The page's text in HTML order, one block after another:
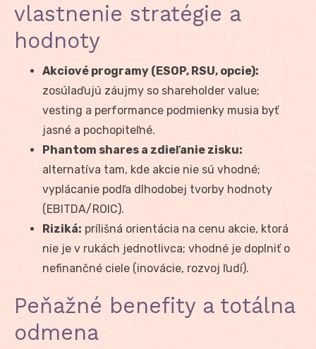
vlastnenie stratégie a
hodnoty
Akciové programy (ESOP, RSU, opcie):
zosúlaďujú záujmy so shareholder value;
vesting a performance podmienky musia byť
jasné a pochopiteľné.
Phantom shares a zdieľanie zisku:
alternatíva tam, kde akcie nie sú vhodné;
vyplácanie podľa dlhodobej tvorby hodnoty
(EBITDA/ROIC).
Riziká: prílišná orientácia na cenu akcie, ktorá
nie je v rukách jednotlivca; vhodné je doplniť o
nefinančné ciele (inovácie, rozvoj ľudí).
Peňažné benefity a totálna
odmena